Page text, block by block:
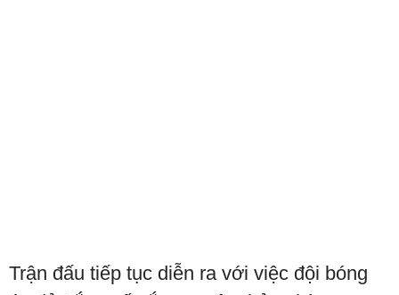
Trận đấu tiếp tục diễn ra với việc đội bóng